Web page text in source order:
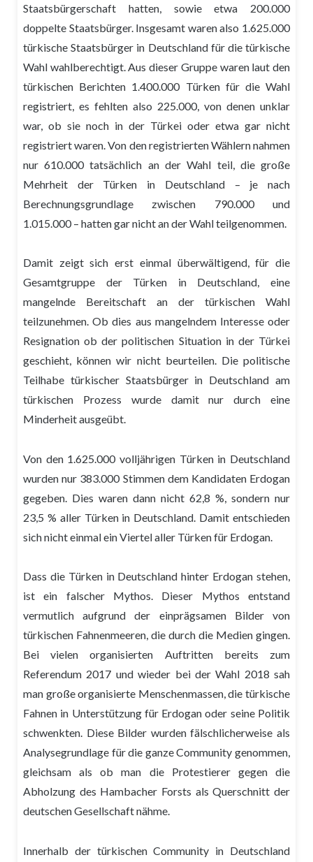
Staatsbürgerschaft hatten, sowie etwa 200.000
doppelte Staatsbürger. Insgesamt waren also 1.625.000
türkische Staatsbürger in Deutschland für die türkische
Wahl wahlberechtigt. Aus dieser Gruppe waren laut den
türkischen Berichten 1.400.000 Türken für die Wahl
registriert, es fehlten also 225.000, von denen unklar
war, ob sie noch in der Türkei oder etwa gar nicht
registriert waren. Von den registrierten Wählern nahmen
nur 610.000 tatsächlich an der Wahl teil, die große
Mehrheit der Türken in Deutschland – je nach
Berechnungsgrundlage zwischen 790.000 und
1.015.000 – hatten gar nicht an der Wahl teilgenommen.
Damit zeigt sich erst einmal überwältigend, für die
Gesamtgruppe der Türken in Deutschland, eine
mangelnde Bereitschaft an der türkischen Wahl
teilzunehmen. Ob dies aus mangelndem Interesse oder
Resignation ob der politischen Situation in der Türkei
geschieht, können wir nicht beurteilen. Die politische
Teilhabe türkischer Staatsbürger in Deutschland am
türkischen Prozess wurde damit nur durch eine
Minderheit ausgeübt.
Von den 1.625.000 volljährigen Türken in Deutschland
wurden nur 383.000 Stimmen dem Kandidaten Erdogan
gegeben. Dies waren dann nicht 62,8 %, sondern nur
23,5 % aller Türken in Deutschland. Damit entschieden
sich nicht einmal ein Viertel aller Türken für Erdogan.
Dass die Türken in Deutschland hinter Erdogan stehen,
ist ein falscher Mythos. Dieser Mythos entstand
vermutlich aufgrund der einprägsamen Bilder von
türkischen Fahnenmeeren, die durch die Medien gingen.
Bei vielen organisierten Auftritten bereits zum
Referendum 2017 und wieder bei der Wahl 2018 sah
man große organisierte Menschenmassen, die türkische
Fahnen in Unterstützung für Erdogan oder seine Politik
schwenkten. Diese Bilder wurden fälschlicherweise als
Analysegrundlage für die ganze Community genommen,
gleichsam als ob man die Protestierer gegen die
Abholzung des Hambacher Forsts als Querschnitt der
deutschen Gesellschaft nähme.
Innerhalb der türkischen Community in Deutschland